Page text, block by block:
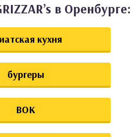
в Оренбурге:
кухня
бургеры
ВОК